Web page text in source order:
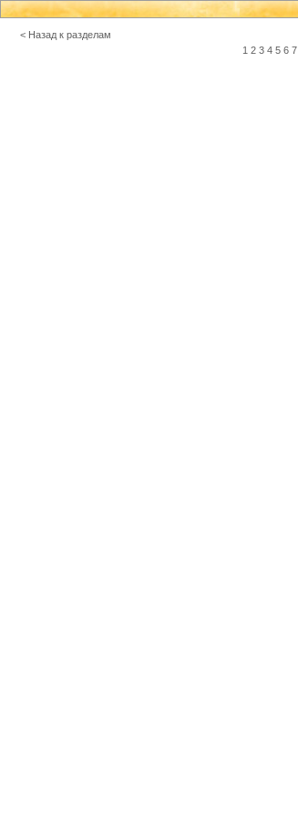
< Назад к разделам
1 2 3 4 5 6 7